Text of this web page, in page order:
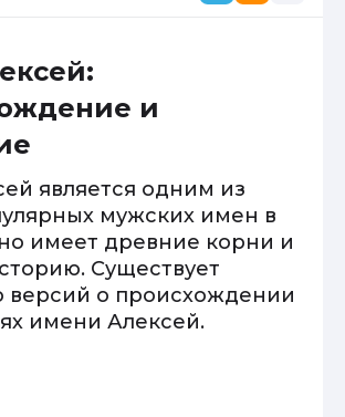
и
является одним из
мужских имен в
имеет древние корни и
Существует
версий о происхождении
имени Алексей.